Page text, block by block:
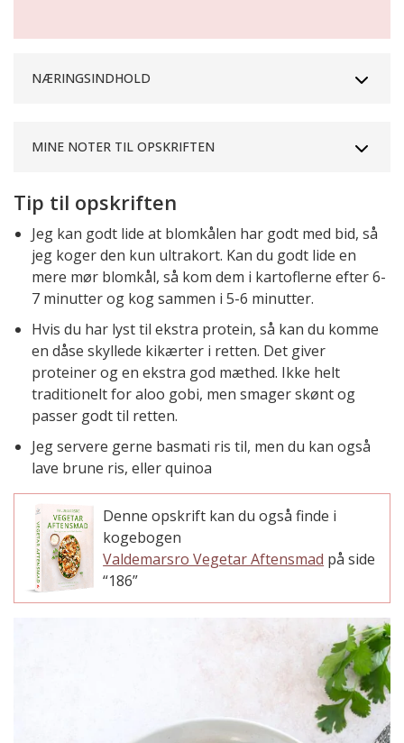
NÆRINGSINDHOLD
MINE NOTER TIL OPSKRIFTEN
Tip til opskriften
Jeg kan godt lide at blomkålen har godt med bid, så
jeg koger den kun ultrakort. Kan du godt lide en
mere mør blomkål, så kom dem i kartoflerne efter 6-
7 minutter og kog sammen i 5-6 minutter.
Hvis du har lyst til ekstra protein, så kan du komme
en dåse skyllede kikærter i retten. Det giver
proteiner og en ekstra god mæthed. Ikke helt
traditionelt for aloo gobi, men smager skønt og
passer godt til retten.
Jeg servere gerne basmati ris til, men du kan også
lave brune ris, eller quinoa
Denne opskrift kan du også finde i
kogebogen
Valdemarsro Vegetar Aftensmad på side
“186”